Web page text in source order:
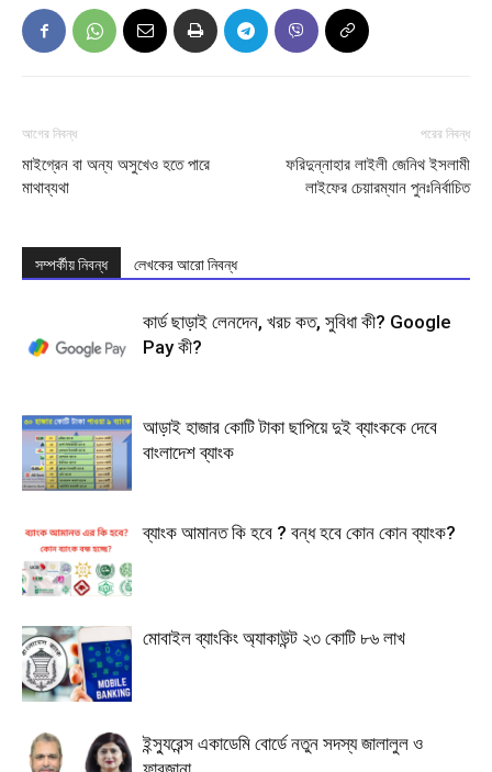
আগের নিবন্ধ
মাইগ্রেন বা অন্য অসুখেও হতে পারে
মাথাব্যথা
পরের নিবন্ধ
ফরিদুন্নাহার লাইলী জেনিথ ইসলামী
লাইফের চেয়ারম্যান পুনঃনির্বাচিত
সম্পর্কীয় নিবন্ধ লেখকের আরো নিবন্ধ
কার্ড ছাড়াই লেনদেন, খরচ কত, সুবিধা কী? Google
Pay কী?
আড়াই হাজার কোটি টাকা ছাপিয়ে দুই ব্যাংককে দেবে
বাংলাদেশ ব্যাংক
ব্যাংক আমানত কি হবে ? বন্ধ হবে কোন কোন ব্যাংক?
মোবাইল ব্যাংকিং অ্যাকাউন্ট ২৩ কোটি ৮৬ লাখ
ইন্স্যুরেন্স একাডেমি বোর্ডে নতুন সদস্য জালালুল ও